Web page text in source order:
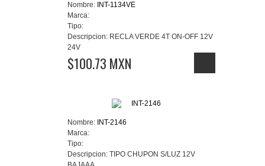
Nombre: INT-1134VE
Marca:
Tipo:
Descripcion: RECLA VERDE 4T ON-OFF 12V
24V
$100.73 MXN
Nombre: INT-2146
Marca:
Tipo:
Descripcion: TIPO CHUPON S/LUZ 12V